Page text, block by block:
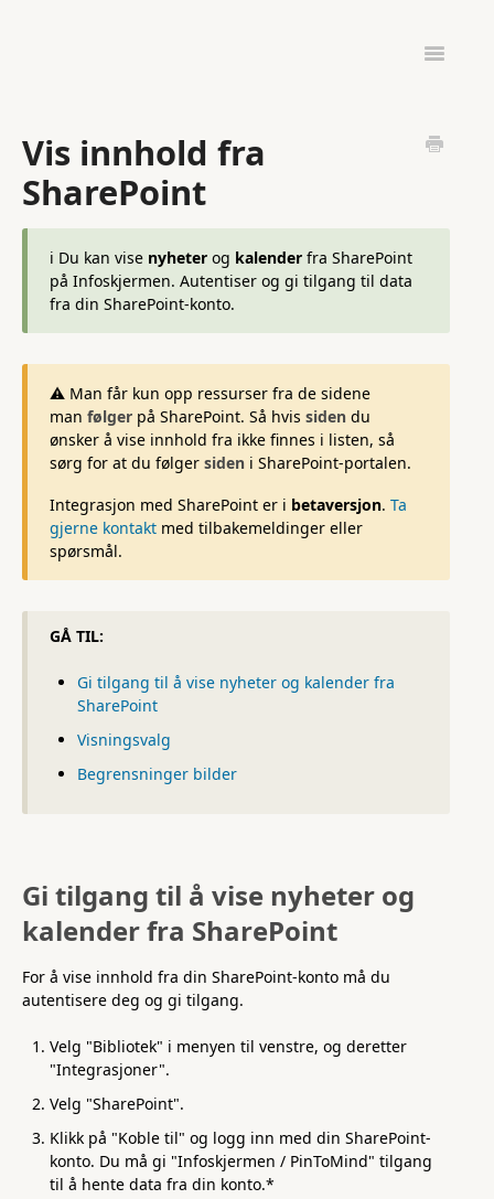
Toggle
INFOSKJERMEN GO
Vis innhold fra
SharePoint
ℹ️ Du kan vise nyheter og kalender fra SharePoint
på Infoskjermen. Autentiser og gi tilgang til data
fra din SharePoint-konto.
⚠️ Man får kun opp ressurser fra de sidene
man følger på SharePoint. Så hvis siden du
ønsker å vise innhold fra ikke finnes i listen, så
sørg for at du følger siden i SharePoint-portalen.
Integrasjon med SharePoint er i betaversjon. Ta
gjerne kontakt med tilbakemeldinger eller
spørsmål.
GÅ TIL:
Gi tilgang til å vise nyheter og kalender fra
SharePoint
Visningsvalg
Begrensninger bilder
Gi tilgang til å vise nyheter og
kalender fra SharePoint
For å vise innhold fra din SharePoint-konto må du
autentisere deg og gi tilgang.
Velg "Bibliotek" i menyen til venstre, og deretter
"Integrasjoner".
Velg "SharePoint".
Klikk på "Koble til" og logg inn med din SharePoint-
konto. Du må gi "Infoskjermen / PinToMind" tilgang
til å hente data fra din konto.*